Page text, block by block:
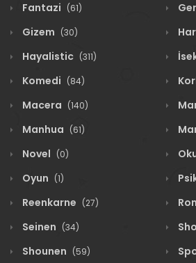
Fantazi (61)
Gizem (30)
Hayalistic (311)
Komedi (84)
Macera (140)
Manhua (61)
Novel (0)
Oyun (1)
Reenkarne (27)
Seinen (34)
Shounen (59)